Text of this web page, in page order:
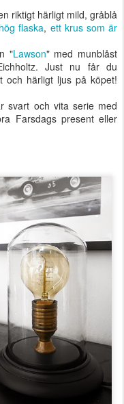
riktigt härligt mild, gråblå
hög flaska, ett krus som är
"Lawson" med munblåst
Just nu får du
och härligt ljus på köpet!
svart och vita serie med
Farsdags present eller